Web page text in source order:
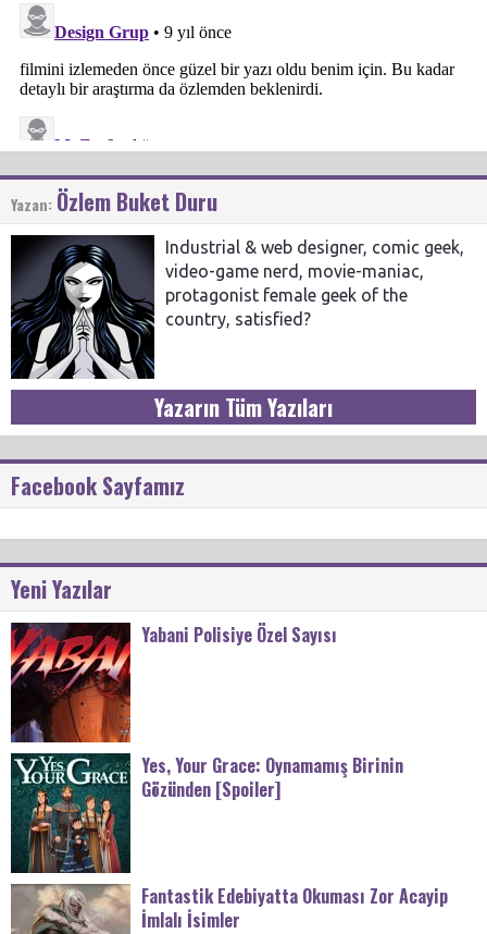
Yazan: Özlem Buket Duru
Industrial & web designer, comic geek,
video-game nerd, movie-maniac,
protagonist female geek of the
country, satisfied?
Yazarın Tüm Yazıları
Facebook Sayfamız
Yeni Yazılar
Yabani Polisiye Özel Sayısı
Yes, Your Grace: Oynamamış Birinin
Gözünden [Spoiler]
Fantastik Edebiyatta Okuması Zor Acayip
İmlalı İsimler